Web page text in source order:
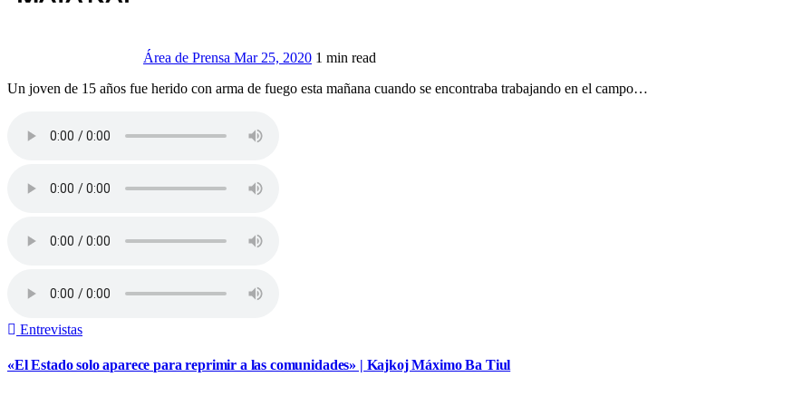
Área de Prensa Mar 25, 2020 1 min read
Un joven de 15 años fue herido con arma de fuego esta mañana cuando se encontraba trabajando en el campo…
Entrevistas
«El Estado solo aparece para reprimir a las comunidades» | Kajkoj Máximo Ba Tiul